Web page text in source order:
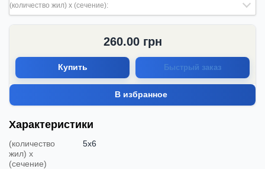
(количество жил) х (сечение):
260.00грн
Купить Быстрый заказ
В избранное
Характеристики
(количество
жил) х
(сечение)
5х6